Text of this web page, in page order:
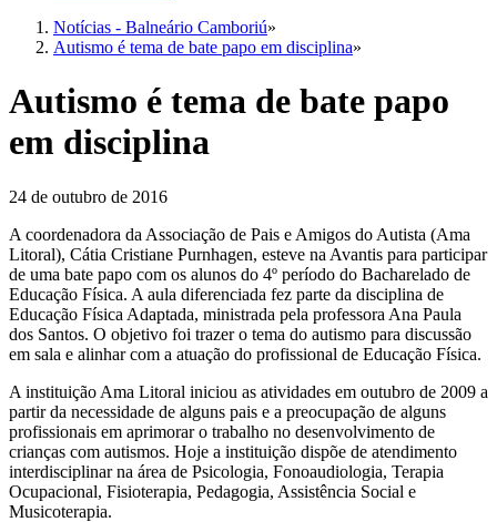
Notícias - Balneário Camboriú»
Autismo é tema de bate papo em disciplina»
Autismo é tema de bate papo
em disciplina
24 de outubro de 2016
A coordenadora da Associação de Pais e Amigos do Autista (Ama
Litoral), Cátia Cristiane Purnhagen, esteve na Avantis para participar
de uma bate papo com os alunos do 4º período do Bacharelado de
Educação Física. A aula diferenciada fez parte da disciplina de
Educação Física Adaptada, ministrada pela professora Ana Paula
dos Santos. O objetivo foi trazer o tema do autismo para discussão
em sala e alinhar com a atuação do profissional de Educação Física.
A instituição Ama Litoral iniciou as atividades em outubro de 2009 a
partir da necessidade de alguns pais e a preocupação de alguns
profissionais em aprimorar o trabalho no desenvolvimento de
crianças com autismos. Hoje a instituição dispõe de atendimento
interdisciplinar na área de Psicologia, Fonoaudiologia, Terapia
Ocupacional, Fisioterapia, Pedagogia, Assistência Social e
Musicoterapia.